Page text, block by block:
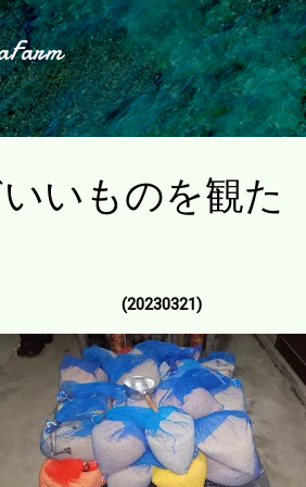
スキップしてメイン コンテンツに移動
いものを観た
(20230321)